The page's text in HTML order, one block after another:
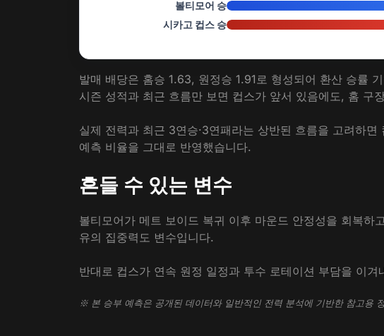
볼티모어 승
시카고 컵스 승
발매 배당은 홈승 1.63, 원정승 1.91로 형성되어 환산 승률
시즌 성적과 최근 흐름만 보면 컵스가 앞서 있음에도, 홈 구
실제 전력과 최근 3연승·3연패라는 상반된 흐름을 고려하
예측 비율을 그대로 반영했습니다.
흔들 수 있는 변수
볼티모어가 메트 보이드 복귀 이후 마운드 안정성을 회복
유의 집중력도 변수입니다.
반대로 컵스가 연속 원정 일정과 투수 로테이션 부담을 이
※ 본 승부 예측은 공개된 데이터와 일반적인 전력 분석에 기반한 참고용